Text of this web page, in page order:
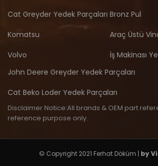
Cat Greyder Yedek Parçaları
Komatsu
Volvo
Bronz Pul
Araç Üstü
İş Makinası
John Deere Greyder Yedek Parçaları
Cat Beko Loder Yedek Parçaları
Disclaimer Notice:All brands & OEM part
reference purpose only.
© Copyright 2021 Ferhat Döküm | by